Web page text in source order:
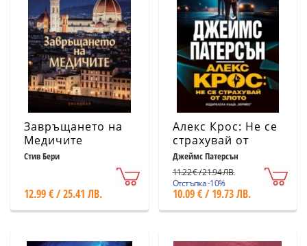
Завръщането на
Медичите
Стив Бери
12.99 € / 25.41 ЛВ.
Алекс Крос: Не се
страхувай от
злото
Джеймс Патерсън
11.22 € / 21.94 ЛВ.
Отстъпка -10%
10.09 € / 19.73 ЛВ.